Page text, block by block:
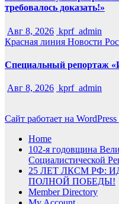
требовалось доказать!»
Авг 8, 2026 kprf_admin
Красная линия Новости
Специальный репортаж
Авг 8, 2026 kprf_admin
Сайт работает на WordPress
Home
102-я годовщина
Социалистической
25 ЛЕТ ЛКСМ РФ:
ПОЛНОЙ ПОБЕДЫ!
Member Directory